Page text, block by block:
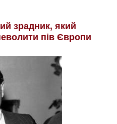
зрадник, який
пів Європи